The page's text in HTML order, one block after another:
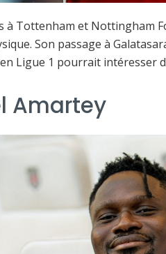
à Tottenham et Nottingham
Son passage à
Ligue 1 pourrait intéresser
Amartey